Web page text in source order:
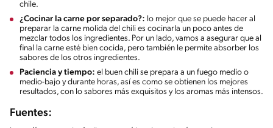
chile.
¿Cocinar la carne por separado?: lo mejor que se puede hacer al
preparar la carne molida del chili es cocinarla un poco antes de
mezclar todos los ingredientes. Por un lado, vamos a asegurar que al
final la carne esté bien cocida, pero también le permite absorber los
sabores de los otros ingredientes.
Paciencia y tiempo: el buen chili se prepara a un fuego medio o
medio-bajo y durante horas, así es como se obtienen los mejores
resultados, con lo sabores más exquisitos y los aromas más intensos.
Fuentes: